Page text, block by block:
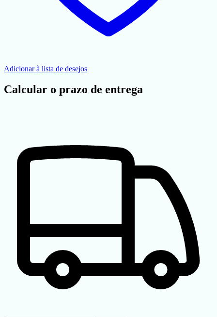
Adicionar à lista de desejos
Calcular o prazo de entrega